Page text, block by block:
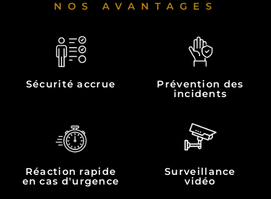
NOS AVANTAGES
Sécurité accrue
Prévention des
incidents
Réaction rapide
en cas d'urgence
Surveillance
vidéo